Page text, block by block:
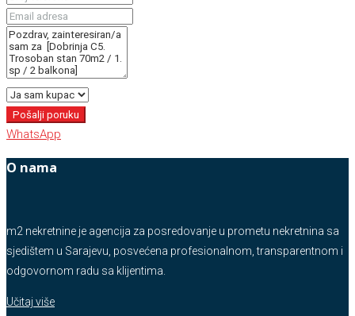
Pošalji poruku
WhatsApp
O nama
m2 nekretnine je agencija za posredovanje u prometu nekretnina sa
sjedištem u Sarajevu, posvećena profesionalnom, transparentnom i
odgovornom radu sa klijentima.
Učitaj više